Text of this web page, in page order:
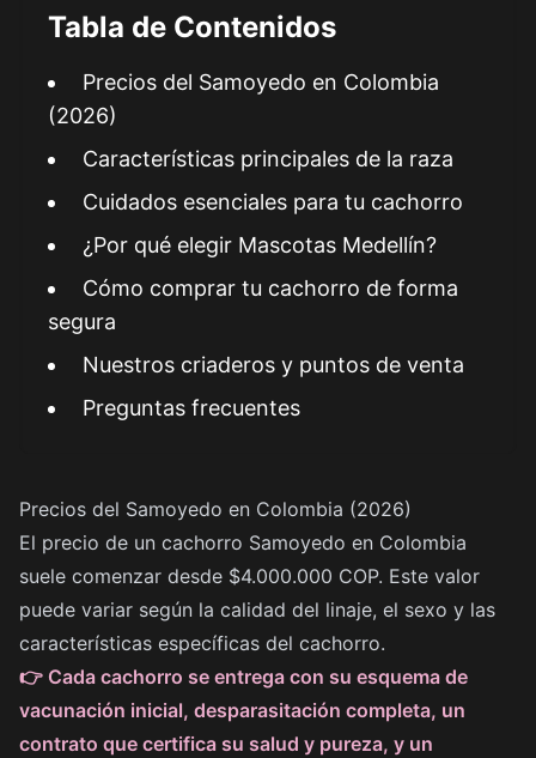
Tabla de Contenidos
Precios del Samoyedo en Colombia
(2026)
Características principales de la raza
Cuidados esenciales para tu cachorro
¿Por qué elegir Mascotas Medellín?
Cómo comprar tu cachorro de forma
segura
Nuestros criaderos y puntos de venta
Preguntas frecuentes
Precios del Samoyedo en Colombia (2026)
El precio de un cachorro Samoyedo en Colombia
suele comenzar desde $4.000.000 COP. Este valor
puede variar según la calidad del linaje, el sexo y las
características específicas del cachorro.
👉 Cada cachorro se entrega con su esquema de
vacunación inicial, desparasitación completa, un
contrato que certifica su salud y pureza, y un